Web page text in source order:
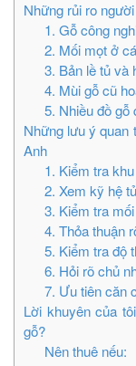
Những rủi ro
1. Gỗ công
2. Mối mọt ở
3. Bản lề tủ và
4. Mùi gỗ cũ
5. Nhiều đồ gỗ
Những lưu ý quan
Anh
1. Kiểm tra
2. Xem kỹ hệ
3. Kiểm tra
4. Thỏa thuận
5. Kiểm tra độ
6. Hỏi rõ chủ
7. Ưu tiên căn
Lời khuyên của
gỗ?
Nên thuê nếu: